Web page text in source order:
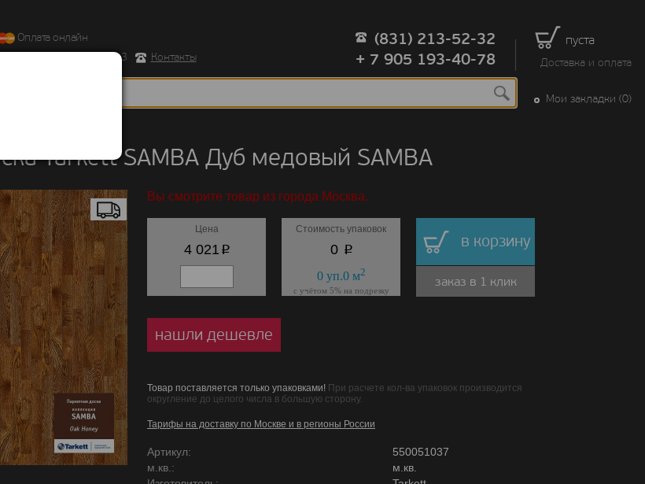
пуста
Доставка и оплата
Оплата онлайн
д.43 корпус 3
Контакты
(831) 213-52-32
+ 7 905 193-40-78
Мои закладки (0)
Tarkett SAMBA Дуб медовый SAMBA
Вы смотрите товар из города Москва.
Цена
4 021 p
Стоимость упаковок
0 p
0уп.0м2
с учётом 5% на подрезку
в корзину
заказ в 1 клик
нашли дешевле
Товар поставляется только упаковками! При расчете кол-ва упаковок производится
округление до целого числа в большую сторону.
Тарифы на доставку по Москве и в регионы России
Артикул:
550051037
м.кв.:
м.кв.